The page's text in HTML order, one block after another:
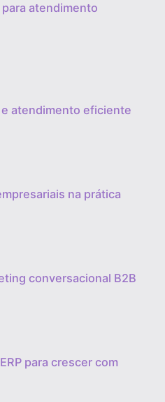
atendimento
atendimento eficiente
na prática
conversacional B2B
para crescer com